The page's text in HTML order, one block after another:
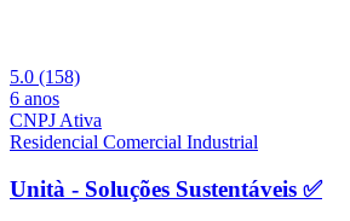
5.0 (158)
6 anos
CNPJ Ativa
Residencial Comercial Industrial
Unità - Soluções Sustentáveis ✅